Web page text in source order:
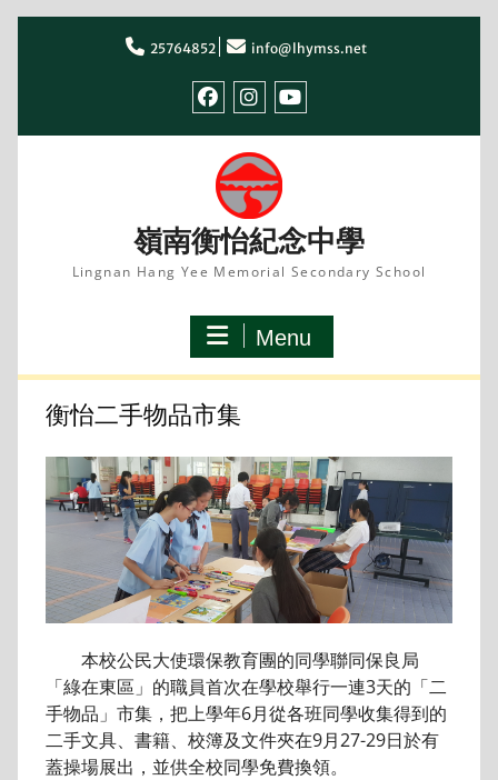
25764852 info@lhymss.net
嶺南衡怡紀念中學
Lingnan Hang Yee Memorial Secondary School
Menu
衡怡二手物品市集
本校公民大使環保教育團的同學聯同保良局
「綠在東區」的職員首次在學校舉行一連3天的「二
手物品」市集，把上學年6月從各班同學收集得到的
二手文具、書籍、校簿及文件夾在9月27-29日於有
蓋操場展出，並供全校同學免費換領。